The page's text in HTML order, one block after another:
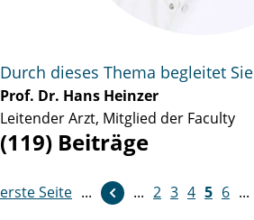
Durch dieses Thema begleitet Sie
Prof. Dr. Hans Heinzer
Leitender Arzt, Mitglied der Faculty
(119) Beiträge
erste Seite ... ... 2 3 4 5 6 ...
weiter